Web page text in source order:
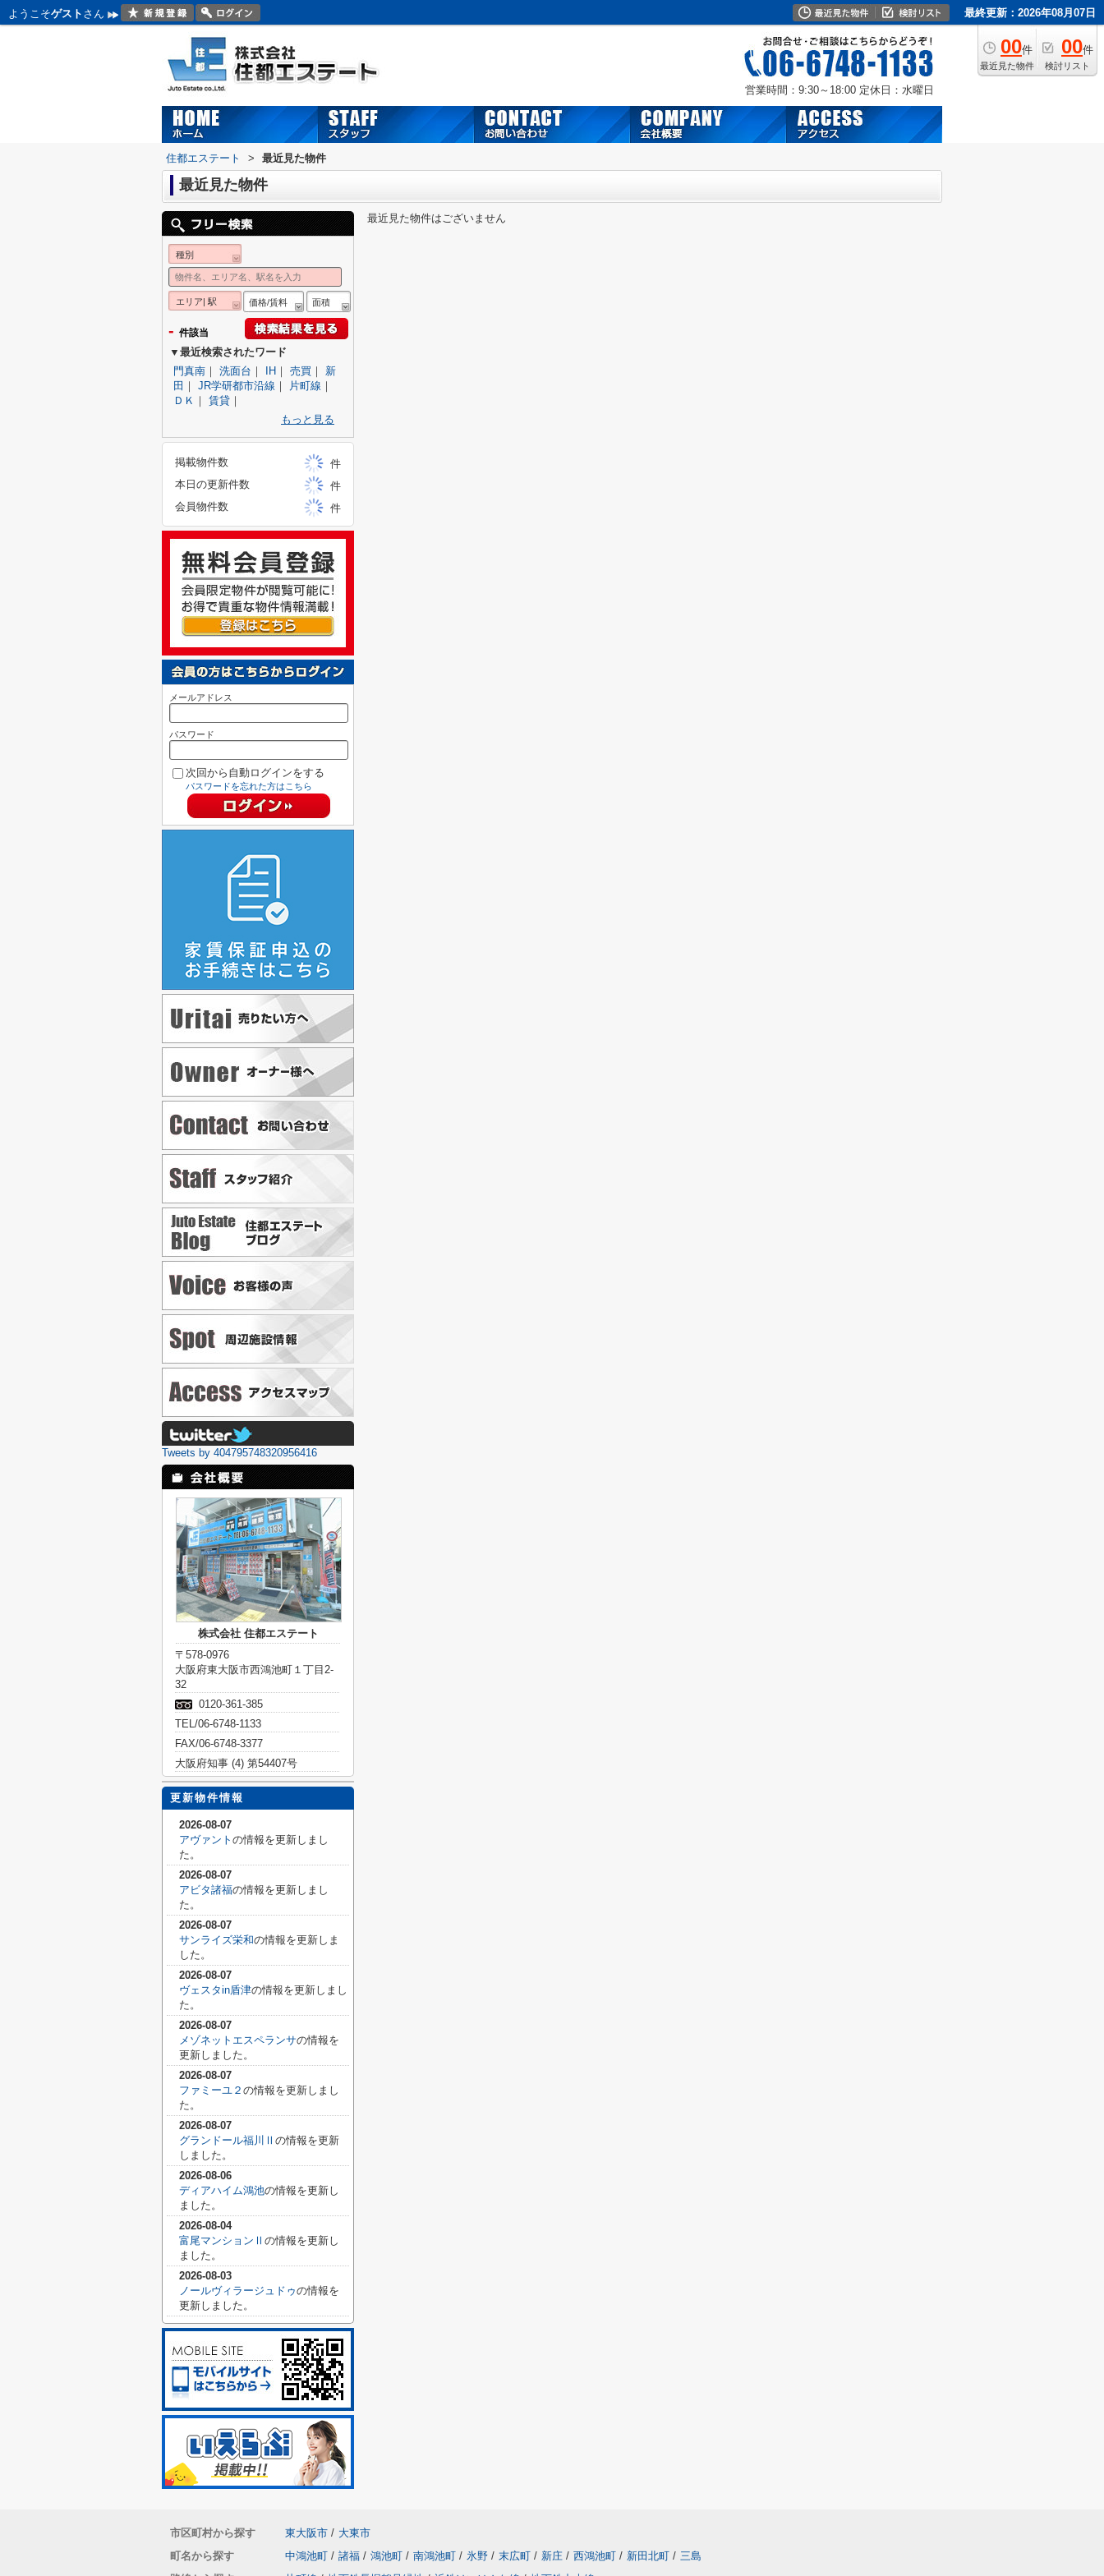
ようこそゲスト さん 最終更新：2026年08月07日
00件
最近見た物件
00件
検討リスト
営業時間：9:30～18:00 定休日：水曜日
住都エステート > 最近見た物件
最近見た物件
最近見た物件はございません
種別
エリア| 駅 価格/賃料 面積
- 件該当
▼最近検索されたワード
門真南 ｜ 洗面台 ｜ IH ｜ 売買 ｜ 新
田 ｜ JR学研都市沿線 ｜ 片町線 ｜
ＤＫ ｜ 賃貸 ｜
もっと見る
掲載物件数
件
本日の更新件数
件
会員物件数
件
メールアドレス
パスワード
次回から自動ログインをする
パスワードを忘れた方はこちら
Tweets by 404795748320956416
株式会社 住都エステート
〒578-0976
大阪府東大阪市西鴻池町１丁目2-
32
0120-361-385
TEL/06-6748-1133
FAX/06-6748-3377
大阪府知事 (4) 第54407号
更新物件情報
2026-08-07
アヴァント の情報を更新しまし
た。
2026-08-07
アビタ諸福の情報を更新しまし
た。
2026-08-07
サンライズ栄和の情報を更新しま
した。
2026-08-07
ヴェスタin盾津の情報を更新しまし
た。
2026-08-07
メゾネットエスペランサの情報を
更新しました。
2026-08-07
ファミーユ２ の情報を更新しまし
た。
2026-08-07
グランドール福川Ⅱ の情報を更新
しました。
2026-08-06
ディアハイム鴻池の情報を更新し
ました。
2026-08-04
富尾マンションⅡ の情報を更新し
ました。
2026-08-03
ノールヴィラージュドゥの情報を
更新しました。
市区町村から探す 東大阪市 / 大東市
町名から探す
中鴻池町 / 諸福 / 鴻池町 / 南鴻池町 / 氷野 / 末広町 / 新庄 / 西鴻池町 / 新田北町 / 三島